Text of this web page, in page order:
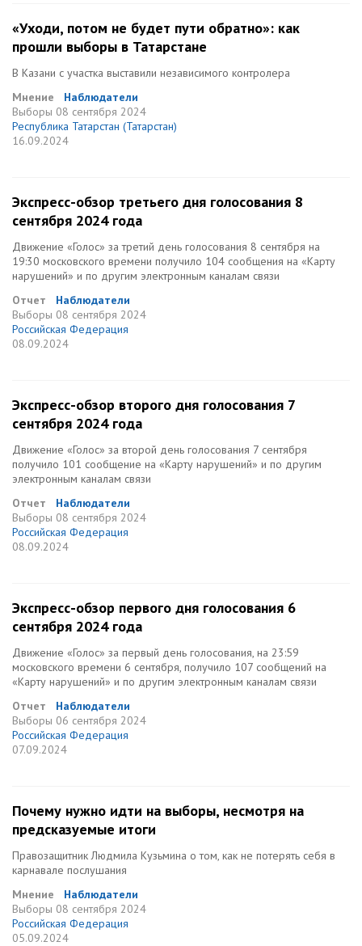
«Уходи, потом не будет пути обратно»: как
прошли выборы в Татарстане
В Казани с участка выставили независимого контролера
Мнение
Наблюдатели
Выборы 08 сентября 2024
Республика Татарстан (Татарстан)
16.09.2024
Экспресс-обзор третьего дня голосования 8
сентября 2024 года
Движение «Голос» за третий день голосования 8 сентября на
19:30 московского времени получило 104 сообщения на «Карту
нарушений» и по другим электронным каналам связи
Отчет
Наблюдатели
Выборы 08 сентября 2024
Российская Федерация
08.09.2024
Экспресс-обзор второго дня голосования 7
сентября 2024 года
Движение «Голос» за второй день голосования 7 сентября
получило 101 сообщение на «Карту нарушений» и по другим
электронным каналам связи
Отчет
Наблюдатели
Выборы 08 сентября 2024
Российская Федерация
08.09.2024
Экспресс-обзор первого дня голосования 6
сентября 2024 года
Движение «Голос» за первый день голосования, на 23:59
московского времени 6 сентября, получило 107 сообщений на
«Карту нарушений» и по другим электронным каналам связи
Отчет
Наблюдатели
Выборы 06 сентября 2024
Российская Федерация
07.09.2024
Почему нужно идти на выборы, несмотря на
предсказуемые итоги
Правозащитник Людмила Кузьмина о том, как не потерять себя в
карнавале послушания
Мнение
Наблюдатели
Выборы 08 сентября 2024
Российская Федерация
05.09.2024